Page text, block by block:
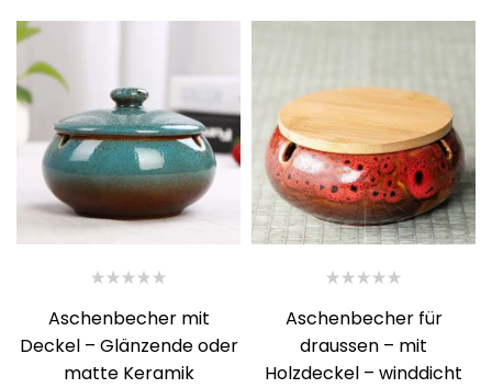
Aschenbecher mit
Deckel – Glänzende oder
matte Keramik
Aschenbecher für
draussen – mit
Holzdeckel – winddicht